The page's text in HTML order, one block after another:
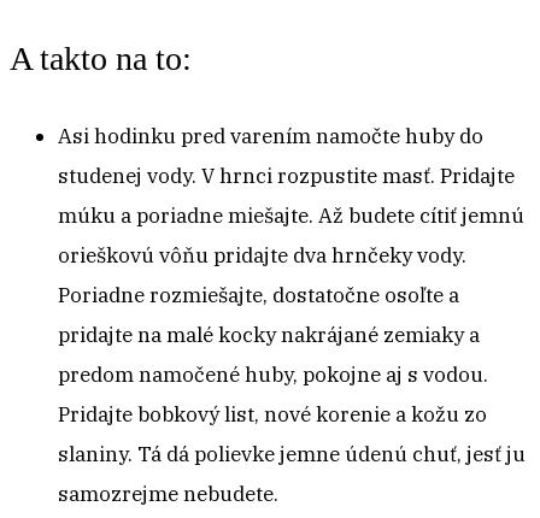
A takto na to:
Asi hodinku pred varením namočte huby do
studenej vody. V hrnci rozpustite masť. Pridajte
múku a poriadne miešajte. Až budete cítiť jemnú
orieškovú vôňu pridajte dva hrnčeky vody.
Poriadne rozmiešajte, dostatočne osoľte a
pridajte na malé kocky nakrájané zemiaky a
predom namočené huby, pokojne aj s vodou.
Pridajte bobkový list, nové korenie a kožu zo
slaniny. Tá dá polievke jemne údenú chuť, jesť ju
samozrejme nebudete.